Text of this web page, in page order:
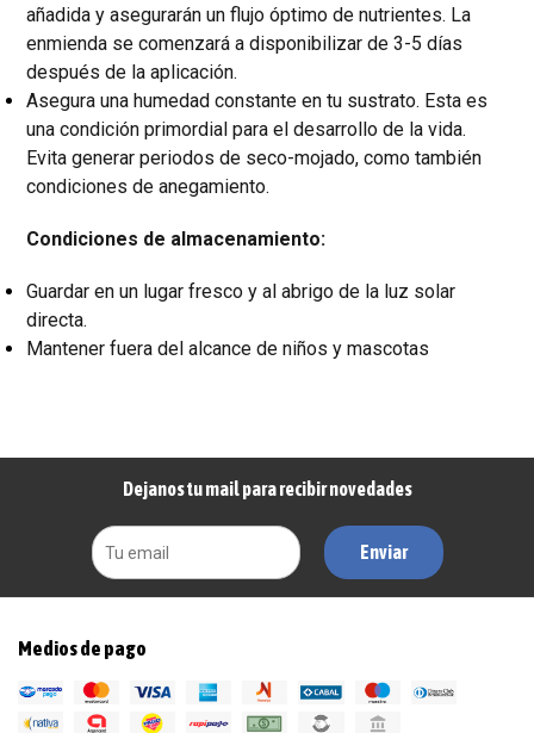
añadida y asegurarán un flujo óptimo de nutrientes. La
enmienda se comenzará a disponibilizar de 3-5 días
después de la aplicación.
Asegura una humedad constante en tu sustrato. Esta es
una condición primordial para el desarrollo de la vida.
Evita generar periodos de seco-mojado, como también
condiciones de anegamiento.
Condiciones de almacenamiento:
Guardar en un lugar fresco y al abrigo de la luz solar
directa.
Mantener fuera del alcance de niños y mascotas
Dejanos tu mail para recibir novedades
Enviar
Medios de pago